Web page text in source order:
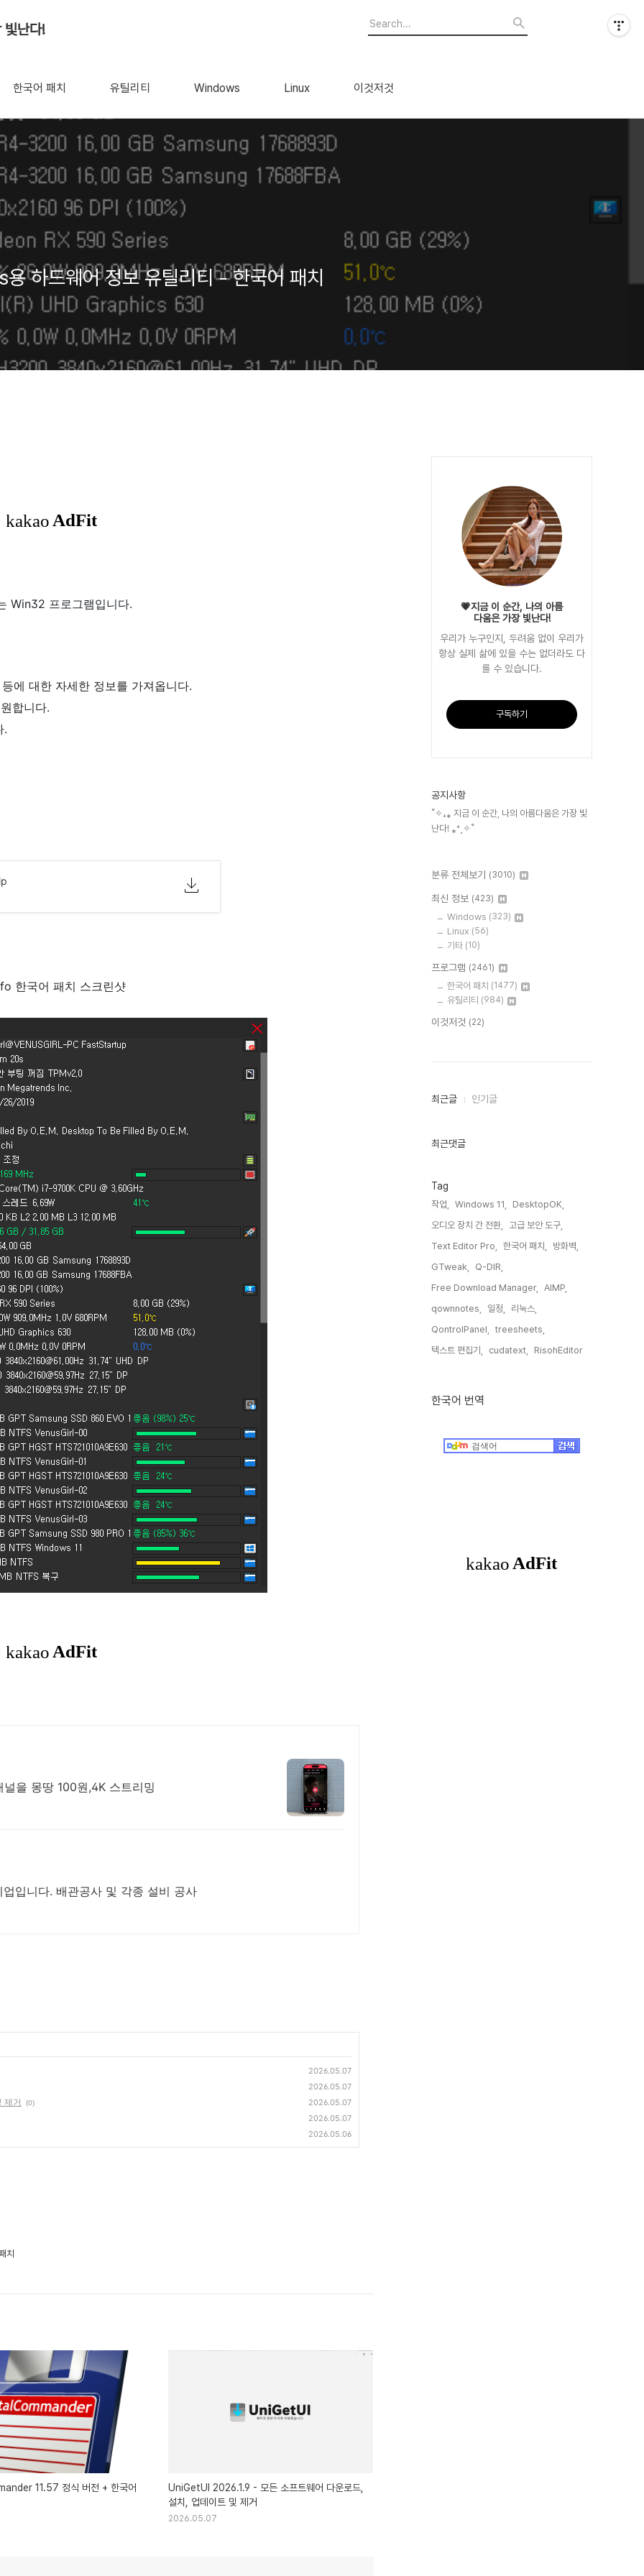
빛난다!
한국어 패치 유틸리티 Windows Linux 이것저것
하드웨어 정보 유틸리티 - 한국어 패치
Win32 프로그램입니다.
에 대한 자세한 정보를 가져옵니다.
합니다.
.
한국어 패치 스크린샷
을 몽땅 100원,4K 스트리밍
입니다. 배관공사 및 각종 설비 공사
2026.05.07
2026.05.07
제거 (0)
2026.05.07
2026.05.07
2026.05.06
치
11.57 정식 버전 + 한국어
UniGetUI 2026.1.9 - 모든 소프트웨어 다운로드,
설치, 업데이트 및 제거
2026.05.07
💗지금 이 순간, 나의 아름
다움은 가장 빛난다!
우리가 누구인지, 두려움 없이 우리가
항상 실제 삶에 있을 수는 없더라도 다
를 수 있습니다.
구독하기
공지사항
˚✧₊⁎ 지금 이 순간, 나의 아름다움은 가장 빛
난다! ⁎⁺˳✧˚
분류 전체보기 (3010)
최신 정보 (423)
Windows (323)
Linux (56)
기타 (10)
프로그램 (2461)
한국어 패치 (1477)
유틸리티 (984)
이것저것 (22)
최
인
최근글 인기글
최근댓글
Tag
작업, Windows 11,
DesktopOK,
오디오 장치 간 전환,
고급 보안 도구,
Text Editor Pro,
한국어 패치,
방화벽,
GTweak,
Q-DIR,
Free Download Manager,
AIMP,
qownnotes,
일정,
리눅스,
QontrolPanel,
treesheets,
텍스트 편집기,
cudatext, RisohEditor,
한국어 번역